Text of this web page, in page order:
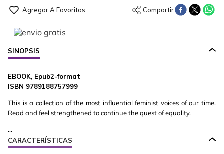
SINOPSIS
EBOOK, Epub2-format
ISBN 9789188757999
This is a collection of the most influential feminist voices of our time.
Read and feel strengthened to continue the quest of equality.
...
CARACTERÍSTICAS